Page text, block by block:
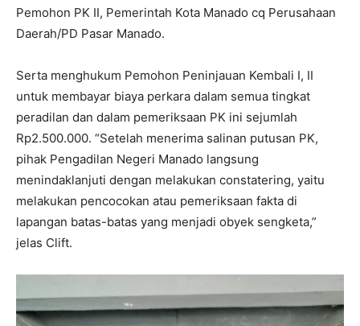
Pemohon PK II, Pemerintah Kota Manado cq Perusahaan
Daerah/PD Pasar Manado.
Serta menghukum Pemohon Peninjauan Kembali I, II
untuk membayar biaya perkara dalam semua tingkat
peradilan dan dalam pemeriksaan PK ini sejumlah
Rp2.500.000. “Setelah menerima salinan putusan PK,
pihak Pengadilan Negeri Manado langsung
menindaklanjuti dengan melakukan constatering, yaitu
melakukan pencocokan atau pemeriksaan fakta di
lapangan batas-batas yang menjadi obyek sengketa,”
jelas Clift.